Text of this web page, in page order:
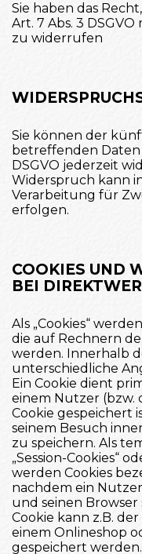
Sie haben das
Art. 7 Abs. 3
zu widerrufen
Sie können der
betreffenden Daten
DSGVO jederzeit
Widerspruch kann
Verarbeitung für
erfolgen.
COOKIES UND
BEI
Als „Cookies“
die auf Rechnern
werden. Innerhalb
unterschiedliche
Ein Cookie dient
einem Nutzer (bzw.
Cookie gespeichert
seinem Besuch
zu speichern. Als
„Session-Cookies“
werden Cookies
nachdem ein
und seinen
Cookie kann z.B.
einem Onlineshop
gespeichert